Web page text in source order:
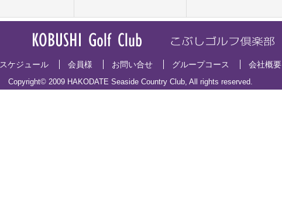
スケジュール 会員様 お問い合せ グループコース 会社概要
Copyright© 2009 HAKODATE Seaside Country Club, All rights reserved.